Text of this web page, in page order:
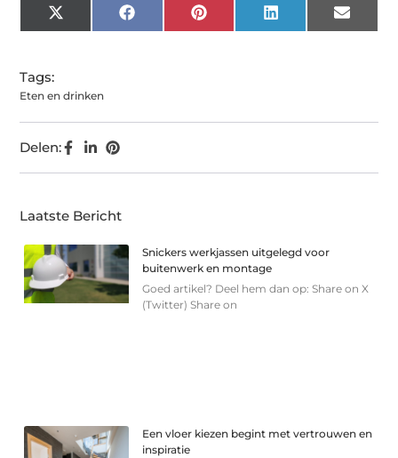
X
(Twitter)
FacebookPinterest LinkedIn Email
Tags:
Eten en drinken
Delen:
Laatste Bericht
Snickers werkjassen uitgelegd voor
buitenwerk en montage
Goed artikel? Deel hem dan op: Share on X
(Twitter) Share on
Een vloer kiezen begint met vertrouwen en
inspiratie